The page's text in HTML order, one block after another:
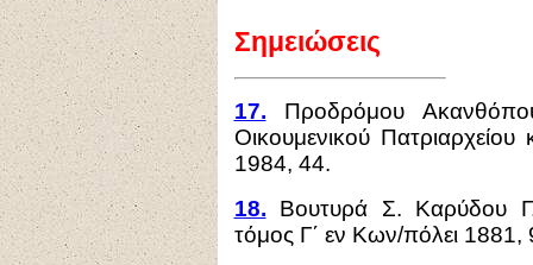
Σημειώσεις
17.
Προδρόμου
Οικουμενικού
1984, 44.
18. Βουτυρά Σ. Καρύδου Γ.,
τόμος Γ΄ εν Κων/πόλει 1881,